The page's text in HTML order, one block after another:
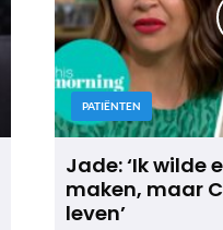
PATIËNTEN
Jade: ‘Ik wilde
maken, maar
leven’